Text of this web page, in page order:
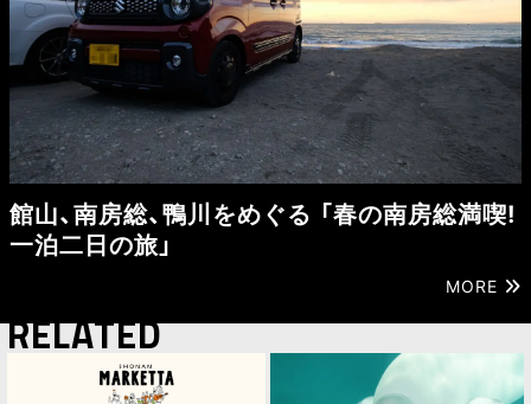
館山、南房総、鴨川をめぐる 「春の南房総満喫!
一泊二日の旅」
MORE
RELATED